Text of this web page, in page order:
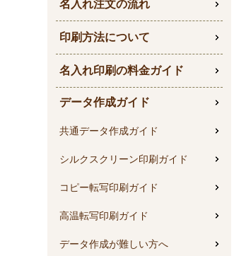
名入れ注文の流れ
印刷方法について
名入れ印刷の料金ガイド
データ作成ガイド
共通データ作成ガイド
シルクスクリーン印刷ガイド
コピー転写印刷ガイド
高温転写印刷ガイド
データ作成が難しい方へ